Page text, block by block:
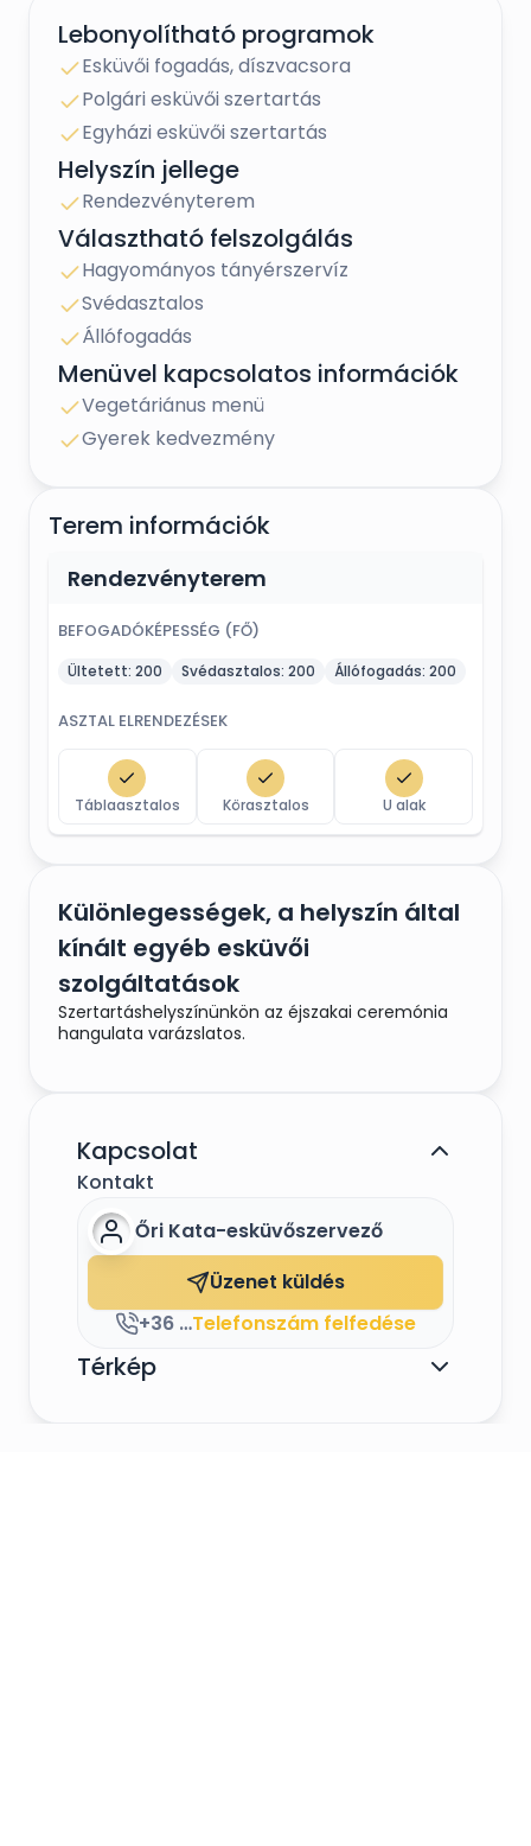
okozzon gondot a hajnali hazajutás és KÉNYELMES
legyen a pihenés!
-Állatbarát helyszín, hogy kedvenceiteket se
kelljen otthon hagyni a NAGY NAPON!
-Rugalmas időkorlát, hogy ne kelljen korán
félbeszakítani a BULIT!
-Fénytechnika, hogy a buli igazán LÁTVÁNYOS
legyen!
-Dekoráció teljeskörű kivitelezése KEDVEZMÉNYES
áron, az elképzeléseitek alapján, hogy ne kelljen
külön szolgáltatót fizetnetek!
Bízzátok ránk a NAGY NAP minden terhét, hogy TI
csak élvezzétek MINDEN percét!
TI megálmodjátok, MI megvalósítjuk, hiszen nálunk
a GENCSY KÚRIÁBAN az ÁLOMBÓL VALÓSÁG lesz!
Keressetek bizalommal:
Őri Kata-esküvőszervező
Lebonyolítható programok
Esküvői fogadás, díszvacsora
Polgári esküvői szertartás
Egyházi esküvői szertartás
Helyszín jellege
Rendezvényterem
Választható felszolgálás
Hagyományos tányérszervíz
Svédasztalos
Állófogadás
Menüvel kapcsolatos információk
Vegetáriánus menü
Gyerek kedvezmény
Terem információk
Rendezvényterem
BEFOGADÓKÉPESSÉG (FŐ)
Ültetett: 200 Svédasztalos: 200 Állófogadás: 200
ASZTAL ELRENDEZÉSEK
Táblaasztalos Körasztalos U alak
Különlegességek, a helyszín által
kínált egyéb esküvői
szolgáltatások
Szertartáshelyszínünkön az éjszakai ceremónia
hangulata varázslatos.
Kapcsolat
Kontakt
Őri Kata-esküvőszervező
Üzenet küldés
+36 30 133 2325Telefonszám felfedése
Térkép